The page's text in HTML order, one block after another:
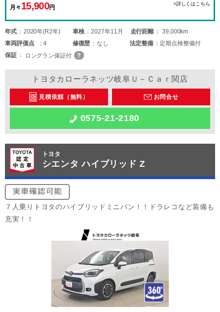
月々 15,900円
>詳しくはこちら
年式 2020年(R2年) 車検 2027年11月 走行距離
39,000km
車両評価点 4 修復歴 なし 法定整備
定期点検整備付
保証
ロングラン保証付
トヨタカローラネッツ岐阜Ｕ－Ｃａｒ関店
見積依頼（無料） お問合せ
0575-21-2180
トヨタ
シエンタ ハイブリッド Z
７人乗りトヨタのハイブリッドミニバン！！ドラレコなど装備も
充実！！